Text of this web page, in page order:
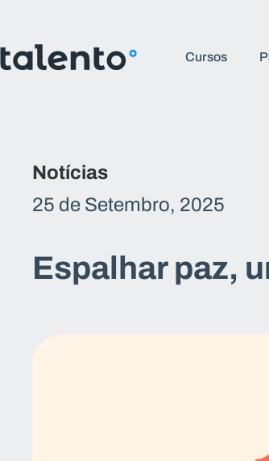
Cursos
Notícias
25 de Setembro, 2025
Espalhar paz,